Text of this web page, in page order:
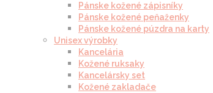
Pánske kožené zápisníky
Pánske kožené peňaženky
Pánske kožené púzdra na karty
Unisex výrobky
Kancelária
Kožené ruksaky
Kancelársky set
Kožené zakladače